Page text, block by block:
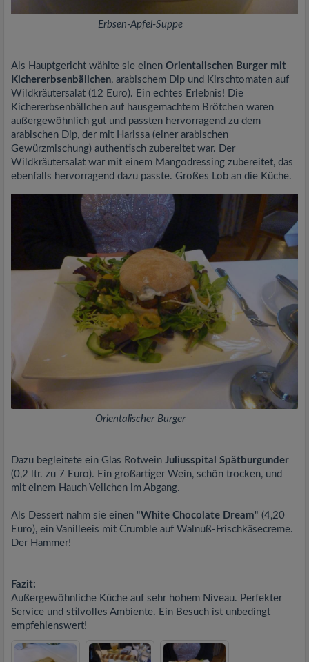
Erbsen-Apfel-Suppe
Als Hauptgericht wählte sie einen Orientalischen Burger mit
Kichererbsenbällchen, arabischem Dip und Kirschtomaten auf
Wildkräutersalat (12 Euro). Ein echtes Erlebnis! Die
Kichererbsenbällchen auf hausgemachtem Brötchen waren
außergewöhnlich gut und passten hervorragend zu dem
arabischen Dip, der mit Harissa (einer arabischen
Gewürzmischung) authentisch zubereitet war. Der
Wildkräutersalat war mit einem Mangodressing zubereitet, das
ebenfalls hervorragend dazu passte. Großes Lob an die Küche.
Orientalischer Burger
Dazu begleitete ein Glas Rotwein Juliusspital Spätburgunder
(0,2 ltr. zu 7 Euro). Ein großartiger Wein, schön trocken, und
mit einem Hauch Veilchen im Abgang.
Als Dessert nahm sie einen "White Chocolate Dream" (4,20
Euro), ein Vanilleeis mit Crumble auf Walnuß-Frischkäsecreme.
Der Hammer!
Fazit:
Außergewöhnliche Küche auf sehr hohem Niveau. Perfekter
Service und stilvolles Ambiente. Ein Besuch ist unbedingt
empfehlenswert!